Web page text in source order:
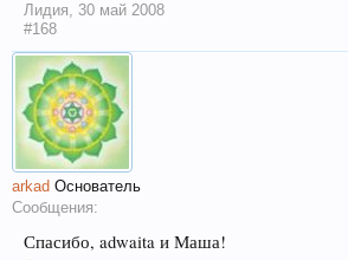
Лидия, 30 май 2008
#168
arkad Основатель
Сообщения:
Спасибо, adwaita и Маша!